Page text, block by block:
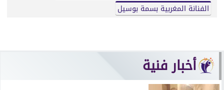
الفنانة المغربية بسمة بوسيل
أخبار فنية